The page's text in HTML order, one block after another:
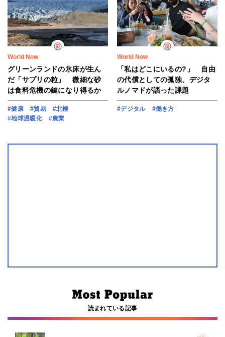
World Now
グリーンランドの氷床が生ん
だ「サプリの粒」 微細な砂
は食料危機の鍵になり得るか
#健康 #貿易
#北極
#地球温暖化
#農業
World Now
「私はどこにいるの?」 自由
の代償としての孤独、デジタ
ルノマドが語った課題
#デジタル #働き方
読まれている記事